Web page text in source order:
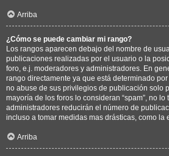
Arriba
¿Cómo se puede cambiar mi rango?
Los rangos aparecen debajo del nombre de
publicaciones realizadas por el usuario o la
foro, e.j. moderadores y administradores. En
rango directamente ya que está determinado
no abuse de sus privilegios de publicación solo
mayoría de los foros lo consideran “spam”, no
administradores reducirán el número de
incluso a tomar medidas mas drásticas, como la
Arriba